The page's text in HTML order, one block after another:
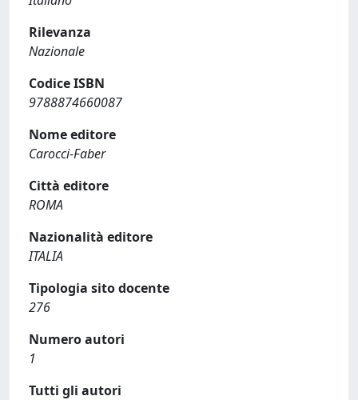
Rilevanza
Nazionale
Codice ISBN
9788874660087
Nome editore
Carocci-Faber
Città editore
ROMA
Nazionalità editore
ITALIA
Tipologia sito docente
276
Numero autori
1
Tutti gli autori